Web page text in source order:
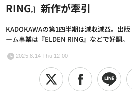
RING』新作が牽引
KADOKAWAの第1四半期は減収減益。出
ーム事業は『ELDEN RING』などで好調。
2025.8.14 Thu 12:00